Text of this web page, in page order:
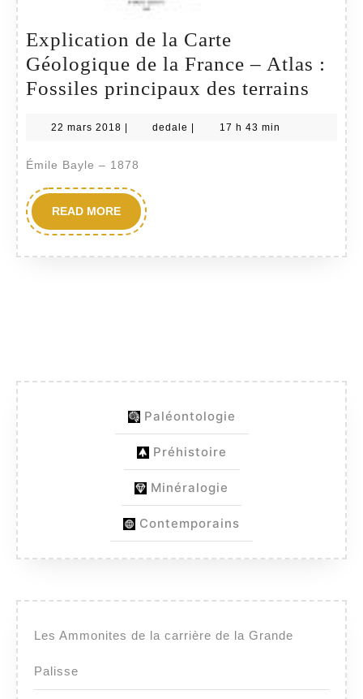
Explication de la Carte
Géologique de la France – Atlas :
Fossiles principaux des terrains
Carte
22 mars 2018 22
dedale dedale17 h 43 min
Émile Bayle – 1878
READ MOREREAD
MORE
Paléontologie
Préhistoire
Minéralogie
Contemporains
Les Ammonites de la carrière de la Grande
Palisse